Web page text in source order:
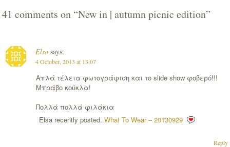
41 comments on “New in | autumn picnic edition”
Elsa says:
4 October, 2013 at 13:07
Απλά τέλεια φωτογράφιση και το slide show φοβερό!!!
Μπράβο κούκλα!
Πολλά πολλά φιλάκια
Elsa recently posted..What To Wear – 20130929
Reply